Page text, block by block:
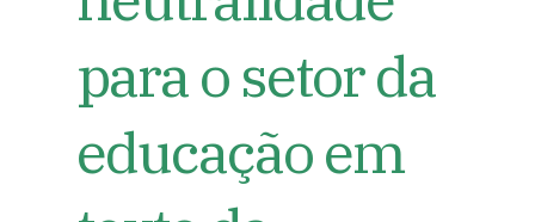
para o setor da
educação em